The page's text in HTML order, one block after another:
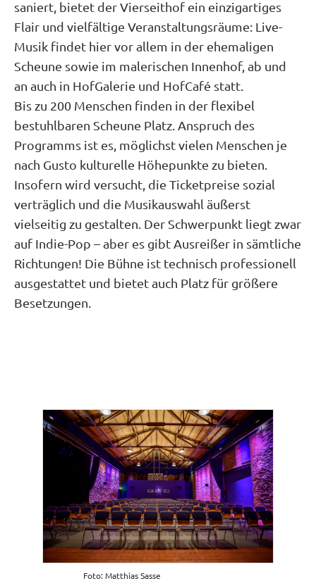
saniert, bietet der Vierseithof ein einzigartiges
Flair und vielfältige Veranstaltungsräume: Live-
Musik findet hier vor allem in der ehemaligen
Scheune sowie im malerischen Innenhof, ab und
an auch in HofGalerie und HofCafé statt.
Bis zu 200 Menschen finden in der flexibel
bestuhlbaren Scheune Platz. Anspruch des
Programms ist es, möglichst vielen Menschen je
nach Gusto kulturelle Höhepunkte zu bieten.
Insofern wird versucht, die Ticketpreise sozial
verträglich und die Musikauswahl äußerst
vielseitig zu gestalten. Der Schwerpunkt liegt zwar
auf Indie-Pop – aber es gibt Ausreißer in sämtliche
Richtungen! Die Bühne ist technisch professionell
ausgestattet und bietet auch Platz für größere
Besetzungen.
Foto: Matthias Sasse